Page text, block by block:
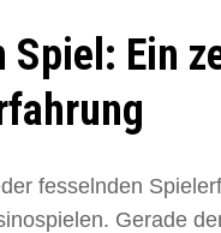
Spiel: Ein
fesselnden
Gerade